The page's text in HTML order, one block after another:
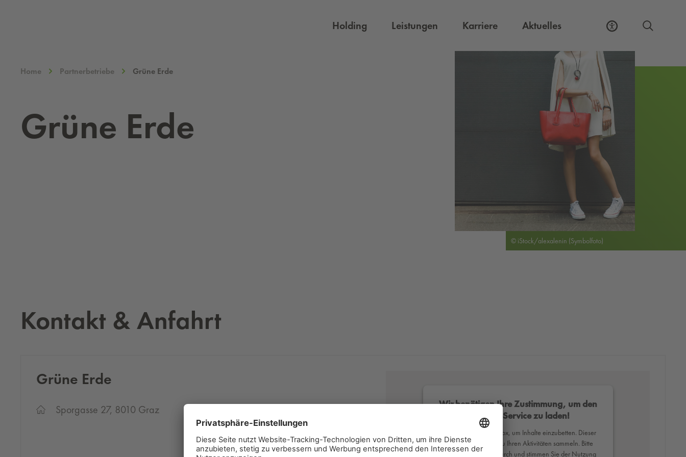
Holding Leistungen KarriereExterner Link, öffnet eine neue
Aktuelles
Home Partnerbetriebe Grüne Erde
Grü­ne Erde
© iStock/alexalenin (Symbolfoto)
Kontakt & Anfahrt
Grü­ne Erde
Sporgasse 27, 8010 Graz
Wir benötigen Ihre Zustimmung, um den
Mapbox-Service zu laden!
Wir verwenden Mapbox, um Inhalte einzubetten. Dieser
Service kann Daten zu Ihren Aktivitäten sammeln. Bitte
lesen Sie die Details durch und stimmen Sie der Nutzung